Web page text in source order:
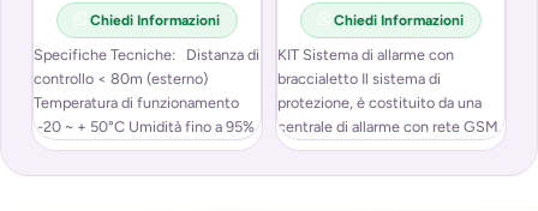
Chiedi Informazioni
Specifiche Tecniche: Distanza di
controllo < 80m (esterno)
Temperatura di funzionamento
-20 ~ + 50°C Umidità fino a 95%
Chiedi Informazioni
KIT Sistema di allarme con
braccialetto Il sistema di
protezione, è costituito da una
centrale di allarme con rete GSM